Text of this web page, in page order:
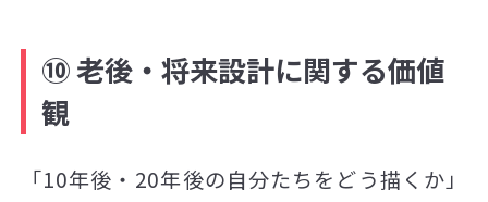
⑩ 老後・将来設計に関する価値
観
「10年後・20年後の自分たちをどう描くか」